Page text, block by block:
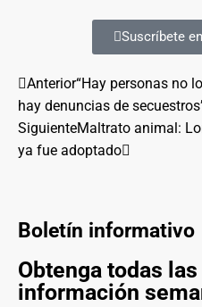
Suscríbete
Anterior“Hay personas no
hay denuncias de
SiguienteMaltrato animal:
ya fue adoptado
Boletín informativo
Obtenga todas
información